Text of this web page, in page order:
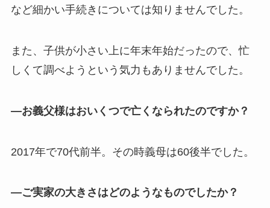
など細かい手続きについては知りませんでした。
また、子供が小さい上に年末年始だったので、忙
しくて調べようという気力もありませんでした。
―お義父様はおいくつで亡くなられたのですか？
2017年で70代前半。その時義母は60後半でした。
―ご実家の大きさはどのようなものでしたか？